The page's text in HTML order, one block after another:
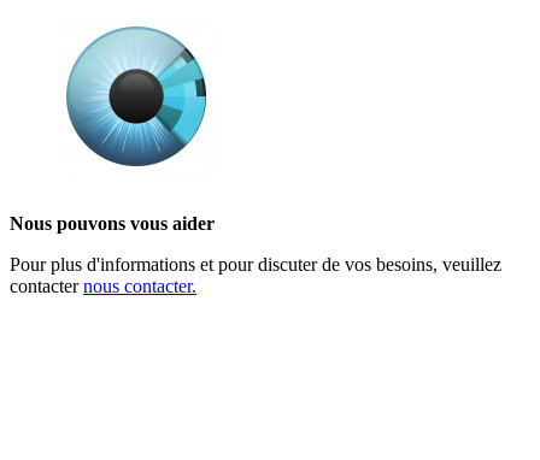
Nous pouvons vous aider
Pour plus d'informations et pour discuter de vos besoins, veuillez
contacternous contacter.